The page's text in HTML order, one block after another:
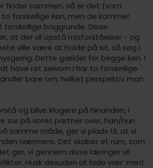
finder sammen, så er det (som
forskellige køn, men de kommer
baggrunde. Disse
at der vil opstå misforståelser - og
ville være at holde på sit, så søg i
Dette gælder for begge køn. I
have ret selvom I har to forskellige
bare om, hvilket perspektiv man
og blive klogere på hinanden, i
sur på vores partner over, han/hun
samme måde, gør vi plads til, at vi
nærmere. Det skaber et rum, som
gør, vi gennem disse læringer vil
Husk desuden at lade vær’ med